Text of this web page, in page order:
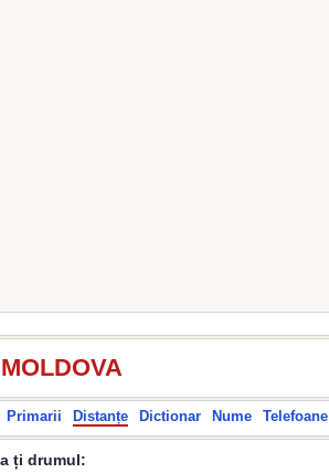
Primarii Distanțe Dictionar Nume Telefoane
ți drumul: